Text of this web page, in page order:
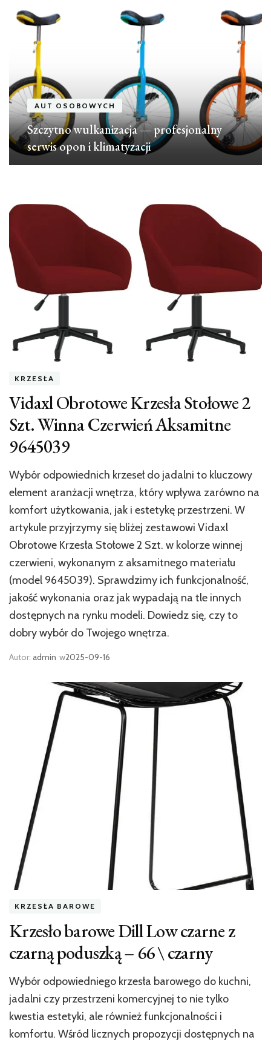
AUT OSOBOWYCH
Szczytno wulkanizacja — profesjonalny
serwis opon i klimatyzacji
KRZESŁA
Vidaxl Obrotowe Krzesła Stołowe 2
Szt. Winna Czerwień Aksamitne
9645039
Wybór odpowiednich krzeseł do jadalni to kluczowy
element aranżacji wnętrza, który wpływa zarówno na
komfort użytkowania, jak i estetykę przestrzeni. W
artykule przyjrzymy się bliżej zestawowi Vidaxl
Obrotowe Krzesła Stołowe 2 Szt. w kolorze winnej
czerwieni, wykonanym z aksamitnego materiału
(model 9645039). Sprawdzimy ich funkcjonalność,
jakość wykonania oraz jak wypadają na tle innych
dostępnych na rynku modeli. Dowiedz się, czy to
dobry wybór do Twojego wnętrza.
Autor: admin w2025-09-16
KRZESŁA BAROWE
Krzesło barowe Dill Low czarne z
czarną poduszką – 66 \ czarny
Wybór odpowiedniego krzesła barowego do kuchni,
jadalni czy przestrzeni komercyjnej to nie tylko
kwestia estetyki, ale również funkcjonalności i
komfortu. Wśród licznych propozycji dostępnych na